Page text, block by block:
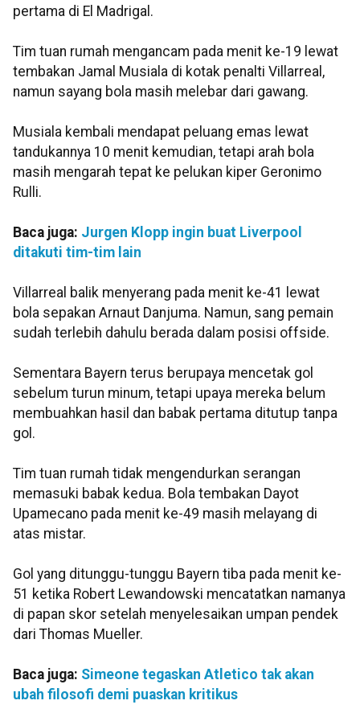
pertama di El Madrigal.
Tim tuan rumah mengancam pada menit ke-19 lewat
tembakan Jamal Musiala di kotak penalti Villarreal,
namun sayang bola masih melebar dari gawang.
Musiala kembali mendapat peluang emas lewat
tandukannya 10 menit kemudian, tetapi arah bola
masih mengarah tepat ke pelukan kiper Geronimo
Rulli.
Baca juga: Jurgen Klopp ingin buat Liverpool
ditakuti tim-tim lain
Villarreal balik menyerang pada menit ke-41 lewat
bola sepakan Arnaut Danjuma. Namun, sang pemain
sudah terlebih dahulu berada dalam posisi offside.
Sementara Bayern terus berupaya mencetak gol
sebelum turun minum, tetapi upaya mereka belum
membuahkan hasil dan babak pertama ditutup tanpa
gol.
Tim tuan rumah tidak mengendurkan serangan
memasuki babak kedua. Bola tembakan Dayot
Upamecano pada menit ke-49 masih melayang di
atas mistar.
Gol yang ditunggu-tunggu Bayern tiba pada menit ke-
51 ketika Robert Lewandowski mencatatkan namanya
di papan skor setelah menyelesaikan umpan pendek
dari Thomas Mueller.
Baca juga: Simeone tegaskan Atletico tak akan
ubah filosofi demi puaskan kritikus